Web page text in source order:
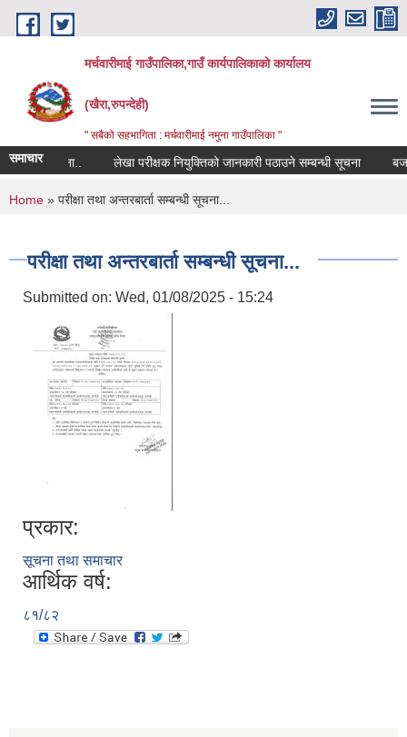
Skip to main content
मर्चवारीमाई गाउँपालिका,गाउँ कार्यपालिकाको कार्यालय
(खैरा,रुपन्देही)
" सबैको सहभागिता : मर्चवारीमाई नमुना गाउँपालिका "
समाचारसूचना.. लेखा परीक्षक नियुक्तिको जानकारी पठाउने सम्बन्धी सूचना बजार
You are here
Home » परीक्षा तथा अन्तरबार्ता सम्बन्धी सूचना...
परीक्षा तथा अन्तरबार्ता सम्बन्धी सूचना...
Submitted on: Wed, 01/08/2025 - 15:24
प्रकार:
सूचना तथा समाचार
आर्थिक वर्ष:
८१/८२